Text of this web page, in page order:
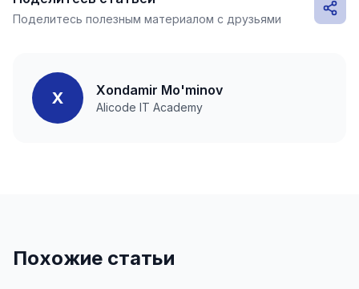
Поделитесь полезным материалом с друзьями
X Xondamir Mo'minov
Alicode IT Academy
Похожие статьи